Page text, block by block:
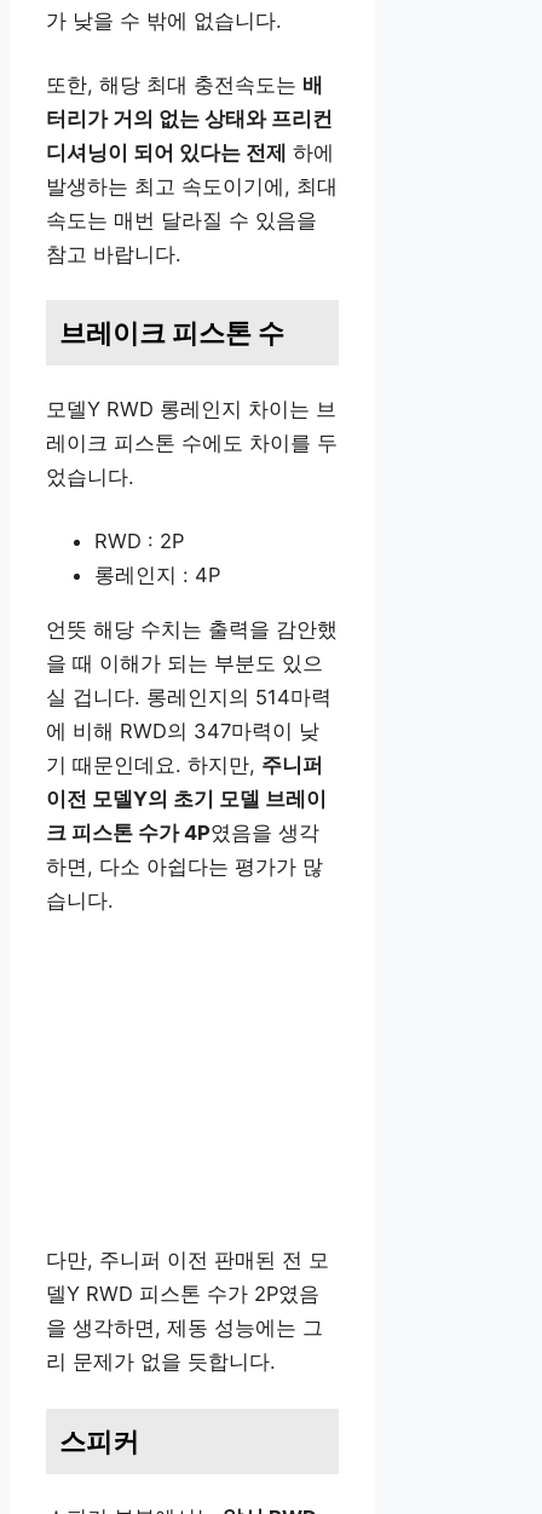
가 낮을 수 밖에 없습니다.
또한, 해당 최대 충전속도는 배
터리가 거의 없는 상태와 프리컨
디셔닝이 되어 있다는 전제 하에
발생하는 최고 속도이기에, 최대
속도는 매번 달라질 수 있음을
참고 바랍니다.
브레이크 피스톤 수
모델Y RWD 롱레인지 차이는 브
레이크 피스톤 수에도 차이를 두
었습니다.
RWD : 2P
롱레인지 : 4P
언뜻 해당 수치는 출력을 감안했
을 때 이해가 되는 부분도 있으
실 겁니다. 롱레인지의 514마력
에 비해 RWD의 347마력이 낮
기 때문인데요. 하지만, 주니퍼
이전 모델Y의 초기 모델 브레이
크 피스톤 수가 4P였음을 생각
하면, 다소 아쉽다는 평가가 많
습니다.
다만, 주니퍼 이전 판매된 전 모
델Y RWD 피스톤 수가 2P였음
을 생각하면, 제동 성능에는 그
리 문제가 없을 듯합니다.
스피커